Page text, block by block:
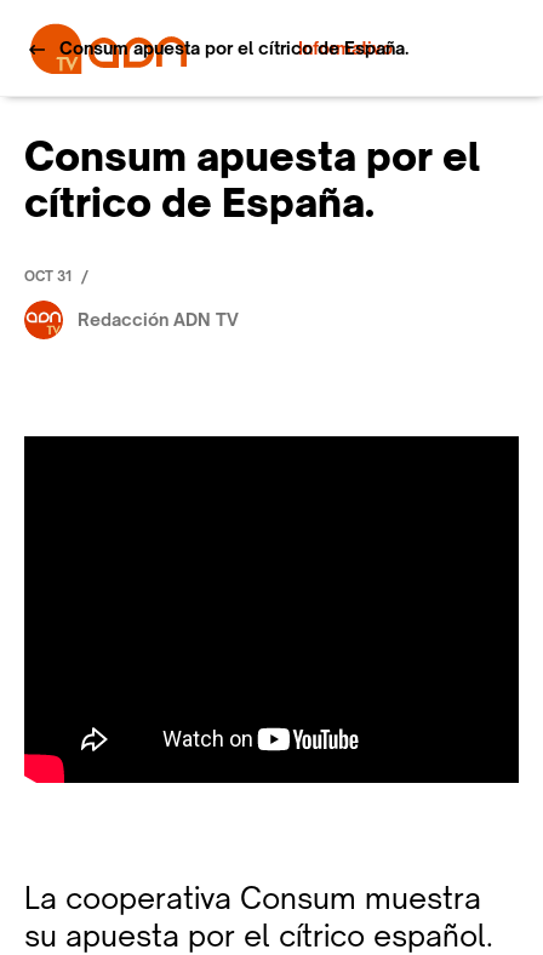
Informativo
Consum apuesta por el cítrico de España.
Consum apuesta por el
cítrico de España.
OCT 31 /
Redacción ADN TV
La cooperativa Consum muestra
su apuesta por el cítrico español.